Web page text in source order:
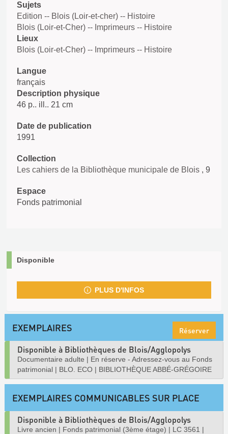
Sujets
Edition -- Blois (Loir-et-cher) -- Histoire
Blois (Loir-et-Cher) -- Imprimeurs -- Histoire
Lieux
Blois (Loir-et-Cher) -- Imprimeurs -- Histoire
Langue
français
Description physique
46 p.. ill.. 21 cm
Date de publication
1991
Collection
Les cahiers de la Bibliothèque municipale de Blois , 9
Espace
Fonds patrimonial
Disponible
PLUS D'INFOS
EXEMPLAIRES Réserver
Disponible à Bibliothèques de Blois/Agglopolys
Documentaire adulte | En réserve - Adressez-vous au Fonds
patrimonial | BLO. ECO | BIBLIOTHÈQUE ABBÉ-GRÉGOIRE
EXEMPLAIRES COMMUNICABLES SUR PLACE
Disponible à Bibliothèques de Blois/Agglopolys
Livre ancien | Fonds patrimonial (3ème étage) | LC 3561 |